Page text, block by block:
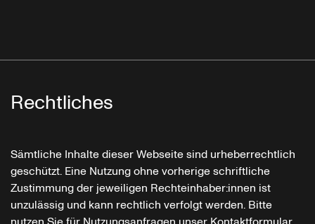
Rechtliches
Sämtliche Inhalte dieser Webseite sind urheberrechtlich
geschützt. Eine Nutzung ohne vorherige schriftliche
Zustimmung der jeweiligen Rechteinhaber:innen ist
unzulässig und kann rechtlich verfolgt werden. Bitte